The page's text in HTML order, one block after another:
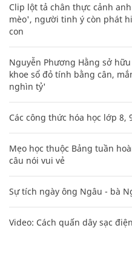
Clip lột tả chân thực cảnh
mèo', người tinh ý còn phát
con
Nguyễn Phương Hằng sở
khoe sổ đỏ tính bằng cân,
nghìn tỷ'
Các công thức hóa học lớp 8,
Mẹo học thuộc Bảng tuần
câu nói vui vẻ
Sự tích ngày ông Ngâu - bà
Video: Cách quấn dây sạc